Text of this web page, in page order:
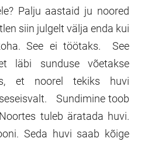
Palju aastaid ju noored
siin julgelt välja enda kui
See ei töötaks. See
läbi sunduse võetakse
et noorel tekiks huvi
Sundimine toob
tuleb äratada huvi.
Seda huvi saab kõige